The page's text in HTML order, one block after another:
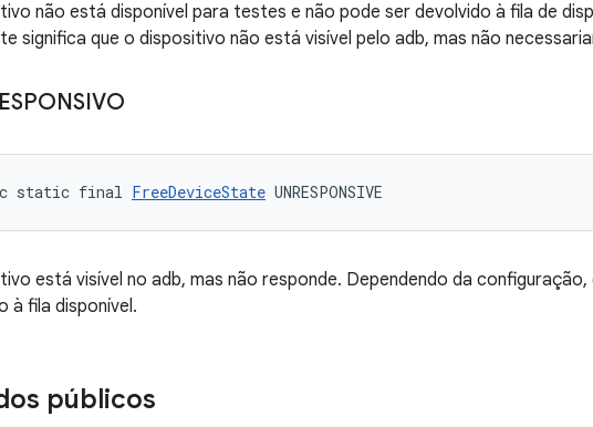
não está disponível para testes e não pode ser devolvido à fila de
significa que o dispositivo não está visível pelo adb, mas não
static final FreeDeviceState UNRESPONSIVE
está visível no adb, mas não responde. Dependendo da
à fila disponível.
públicos